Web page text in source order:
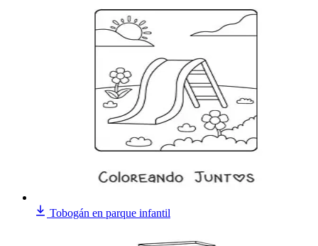
Tobogán en parque infantil